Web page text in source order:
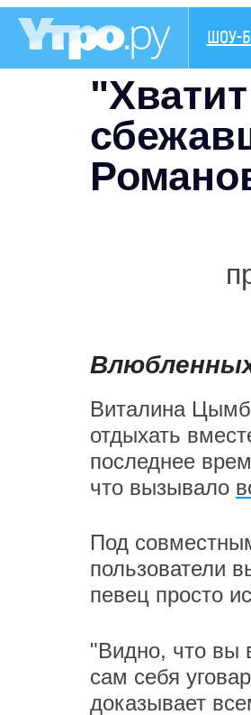
ШОУ-
Виталина
отдыхать
последнее
что вызывало
Под
пользователи
певец просто
"Видно, что вы
сам себя
доказывает